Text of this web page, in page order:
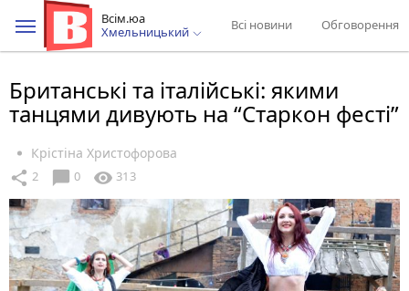
Всім.юа
Хмельницький
Всі новини Обговорення
Британські та італійські: якими
танцями дивують на “Старкон фесті”
Крістіна Христофорова
share 2 chat_bubble 0 visibility 313